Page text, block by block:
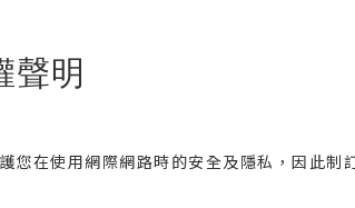
聲明
在使用網際網路時的安全及隱私，因此制